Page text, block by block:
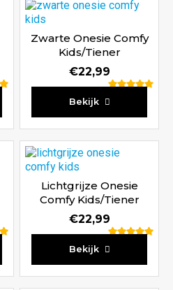
Zwarte Onesie Comfy
Kids/Tiener
€22,99
Bekijk
Lichtgrijze Onesie
Comfy Kids/Tiener
€22,99
Bekijk